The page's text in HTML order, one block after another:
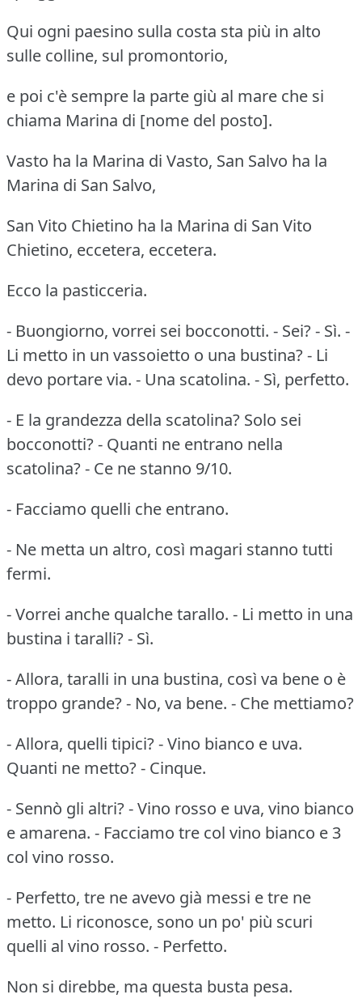
Qui ogni paesino sulla costa sta più in alto
sulle colline, sul promontorio,
e poi c'è sempre la parte giù al mare che si
chiama Marina di [nome del posto].
Vasto ha la Marina di Vasto, San Salvo ha la
Marina di San Salvo,
San Vito Chietino ha la Marina di San Vito
Chietino, eccetera, eccetera.
Ecco la pasticceria.
- Buongiorno, vorrei sei bocconotti. - Sei? - Sì. -
Li metto in un vassoietto o una bustina? - Li
devo portare via. - Una scatolina. - Sì, perfetto.
- E la grandezza della scatolina? Solo sei
bocconotti? - Quanti ne entrano nella
scatolina? - Ce ne stanno 9/10.
- Facciamo quelli che entrano.
- Ne metta un altro, così magari stanno tutti
fermi.
- Vorrei anche qualche tarallo. - Li metto in una
bustina i taralli? - Sì.
- Allora, taralli in una bustina, così va bene o è
troppo grande? - No, va bene. - Che mettiamo?
- Allora, quelli tipici? - Vino bianco e uva.
Quanti ne metto? - Cinque.
- Sennò gli altri? - Vino rosso e uva, vino bianco
e amarena. - Facciamo tre col vino bianco e 3
col vino rosso.
- Perfetto, tre ne avevo già messi e tre ne
metto. Li riconosce, sono un po' più scuri
quelli al vino rosso. - Perfetto.
Non si direbbe, ma questa busta pesa.